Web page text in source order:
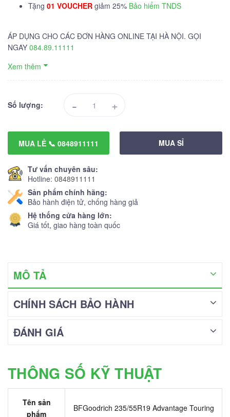
Tặng 01 VOUCHER giảm 25% Bảo hiểm TNDS
ÁP DỤNG CHO CÁC ĐƠN HÀNG ONLINE TẠI HÀ NỘI. GỌI
NGAY 084.89.11111
Xem thêm
Số lượng: - +
MUA LẺ 📞 0848911111 MUA SỈ
Tư vấn chuyên sâu:
Hotline: 0848911111
Sản phẩm chính hãng:
Bảo hành điện tử, chống hàng giả
Hệ thống cửa hàng lớn:
Giá tốt, giao hàng toàn quốc
MÔ TẢ
CHÍNH SÁCH BẢO HÀNH
ĐÁNH GIÁ
THÔNG SỐ KỸ THUẬT
Tên sản
phẩm
BFGoodrich 235/55R19 Advantage Touring